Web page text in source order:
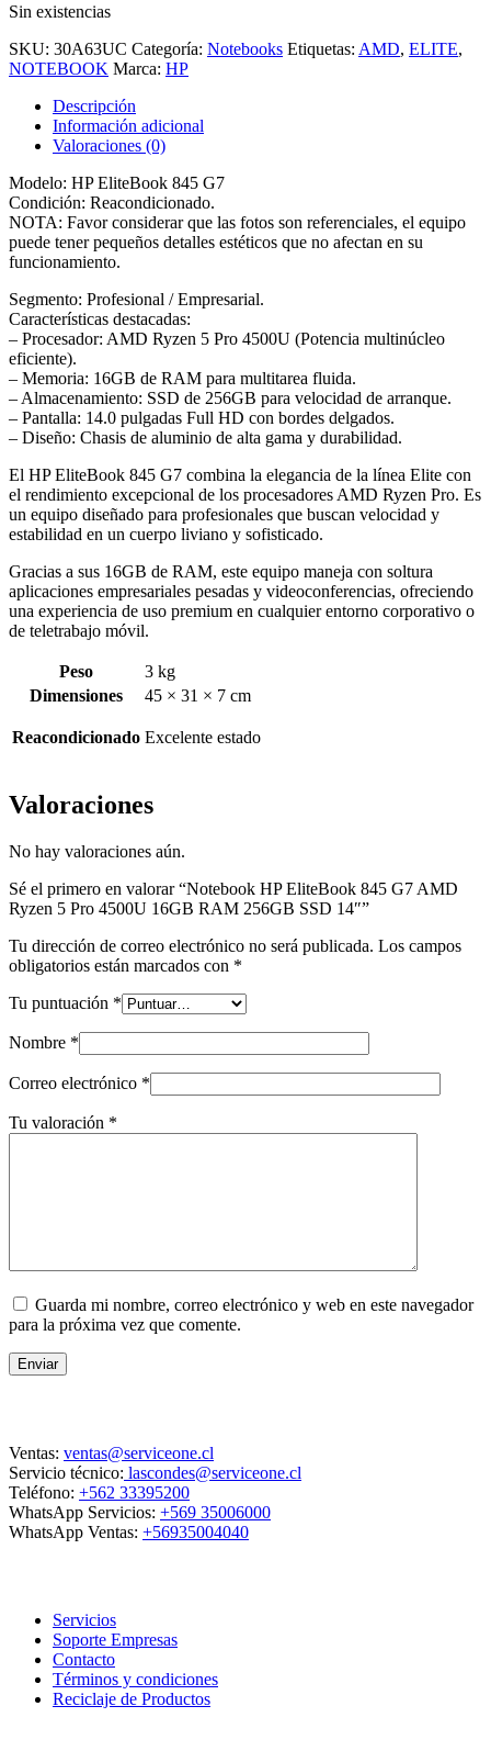
Sin existencias
SKU: 30A63UC Categoría: Notebooks Etiquetas: AMD, ELITE,
NOTEBOOK Marca: HP
Descripción
Información adicional
Valoraciones (0)
Modelo: HP EliteBook 845 G7
Condición: Reacondicionado.
NOTA: Favor considerar que las fotos son referenciales, el equipo
puede tener pequeños detalles estéticos que no afectan en su
funcionamiento.
Segmento: Profesional / Empresarial.
Características destacadas:
– Procesador: AMD Ryzen 5 Pro 4500U (Potencia multinúcleo
eficiente).
– Memoria: 16GB de RAM para multitarea fluida.
– Almacenamiento: SSD de 256GB para velocidad de arranque.
– Pantalla: 14.0 pulgadas Full HD con bordes delgados.
– Diseño: Chasis de aluminio de alta gama y durabilidad.
El HP EliteBook 845 G7 combina la elegancia de la línea Elite con
el rendimiento excepcional de los procesadores AMD Ryzen Pro. Es
un equipo diseñado para profesionales que buscan velocidad y
estabilidad en un cuerpo liviano y sofisticado.
Gracias a sus 16GB de RAM, este equipo maneja con soltura
aplicaciones empresariales pesadas y videoconferencias, ofreciendo
una experiencia de uso premium en cualquier entorno corporativo o
de teletrabajo móvil.
Peso
3 kg
Dimensiones
45 × 31 × 7 cm
Reacondicionado Excelente estado
Valoraciones
No hay valoraciones aún.
Sé el primero en valorar “Notebook HP EliteBook 845 G7 AMD
Ryzen 5 Pro 4500U 16GB RAM 256GB SSD 14″”
Tu dirección de correo electrónico no será publicada. Los campos
obligatorios están marcados con *
Tu puntuación *
Nombre *
Correo electrónico *
Tu valoración *
Guarda mi nombre, correo electrónico y web en este navegador
para la próxima vez que comente.
Enviar
Ventas: ventas@serviceone.cl
Servicio técnico: lascondes@serviceone.cl
Teléfono: +562 33395200
WhatsApp Servicios: +569 35006000
WhatsApp Ventas: +56935004040
Servicios
Soporte Empresas
Contacto
Términos y condiciones
Reciclaje de Productos